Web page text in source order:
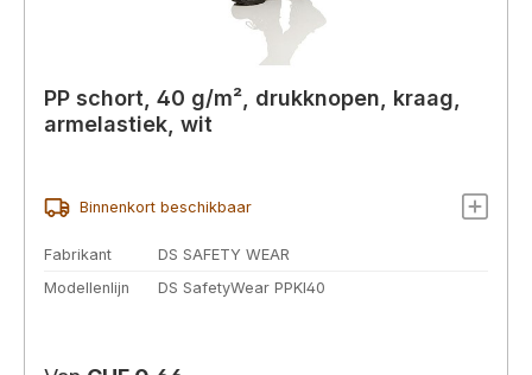
PP schort, 40 g/m², drukknopen, kraag,
armelastiek, wit
Binnenkort beschikbaar
Fabrikant
DS SAFETY WEAR
Modellenlijn
DS SafetyWear PPKI40